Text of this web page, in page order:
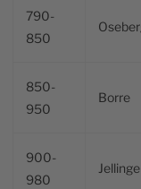
790-
850
850-
950
Borre
900-
980
Jellinge